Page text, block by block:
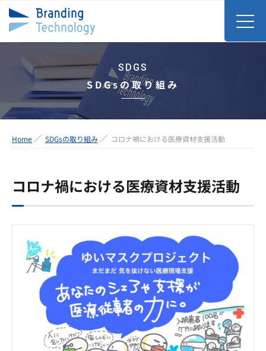
SDGS
SDGsの取り組み
Home SDGsの取り組み コロナ禍における医療資材支援活動
コロナ禍における医療資材支援活動